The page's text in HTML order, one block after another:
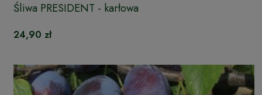
Śliwa PRESIDENT - karłowa
24,90 zł